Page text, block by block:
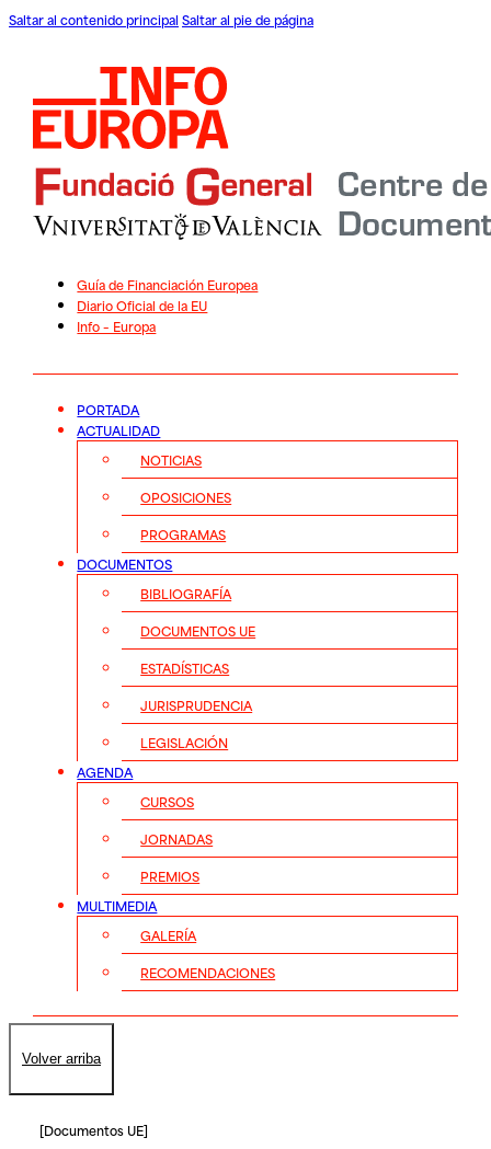
Saltar al contenido principal Saltar al pie de página
Guía de Financiación Europea
Diario Oficial de la EU
Info – Europa
PORTADA
ACTUALIDAD
NOTICIAS
OPOSICIONES
PROGRAMAS
DOCUMENTOS
BIBLIOGRAFÍA
DOCUMENTOS UE
ESTADÍSTICAS
JURISPRUDENCIA
LEGISLACIÓN
AGENDA
CURSOS
JORNADAS
PREMIOS
MULTIMEDIA
GALERÍA
RECOMENDACIONES
Volver arriba
[Documentos UE]